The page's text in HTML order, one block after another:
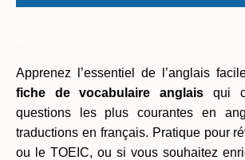
Apprenez l’essentiel de l’anglais
fiche de vocabulaire anglais qui
questions les plus courantes en
traductions en français. Pratique pour
ou le TOEIC, ou si vous souhaitez